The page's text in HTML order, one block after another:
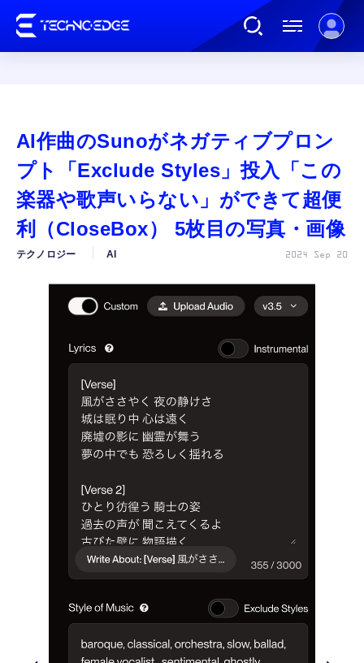
AI
ガジェット
カルチャー
公式ストア
FOLLOW US
AI作曲のSunoがネガティブプロン
プト「Exclude Styles」投入「この
楽器や歌声いらない」ができて超便
利（CloseBox） 5枚目の写真・画像
テクノロジー AI 2024 Sep 20